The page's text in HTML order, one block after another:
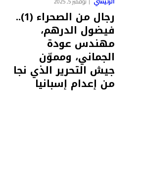
رجال من الصحراء (1)..
فيضول الدرهم،
مهندس عودة
الجماني، ومموّن
جيش التحرير الذي نجا
من إعدام إسبانيا